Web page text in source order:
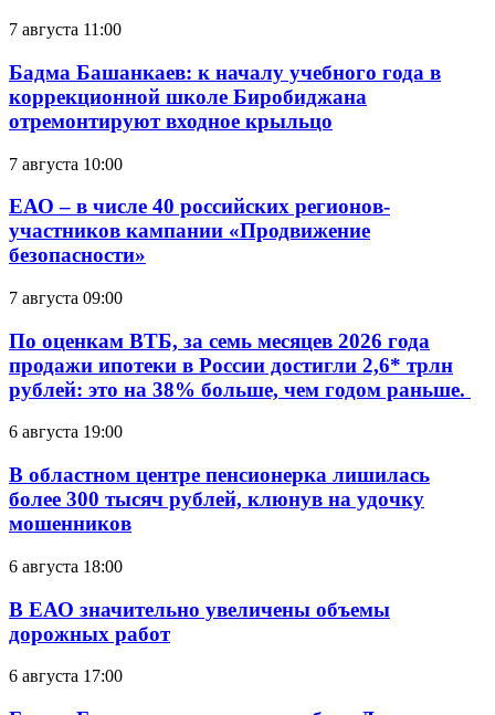
7 августа 11:00
Бадма Башанкаев: к началу учебного года в
коррекционной школе Биробиджана
отремонтируют входное крыльцо
7 августа 10:00
ЕАО – в числе 40 российских регионов-
участников кампании «Продвижение
безопасности»
7 августа 09:00
По оценкам ВТБ, за семь месяцев 2026 года
продажи ипотеки в России достигли 2,6* трлн
рублей: это на 38% больше, чем годом раньше.
6 августа 19:00
В областном центре пенсионерка лишилась
более 300 тысяч рублей, клюнув на удочку
мошенников
6 августа 18:00
В ЕАО значительно увеличены объемы
дорожных работ
6 августа 17:00